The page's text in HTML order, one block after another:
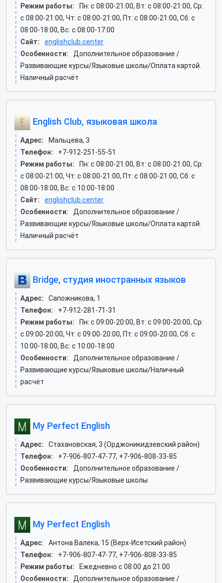
Режим работы:
Пн: c 08:00-21:00, Вт: c 08:00-21:00, Ср:
c 08:00-21:00, Чт: c 08:00-21:00, Пт: c 08:00-21:00, Сб: c
08:00-18:00, Вс: c 08:00-17:00
Сайт:
englishclub.center
Особенности:
Дополнительное образование /
Развивающие курсы/Языковые школы/Оплата картой.
Наличный расчёт
English Club, языковая школа
Адрес:
Мальцева, 3
Телефон:
+7-912-251-55-51
Режим работы:
Пн: c 08:00-21:00, Вт: c 08:00-21:00, Ср:
c 08:00-21:00, Чт: c 08:00-21:00, Пт: c 08:00-21:00, Сб: c
08:00-18:00, Вс: c 10:00-18:00
Сайт:
englishclub.center
Особенности:
Дополнительное образование /
Развивающие курсы/Языковые школы/Оплата картой.
Наличный расчёт
Bridge, студия иностранных языков
Адрес:
Сапожникова, 1
Телефон:
+7-912-281-71-31
Режим работы:
Пн: c 09:00-20:00, Вт: c 09:00-20:00, Ср:
c 09:00-20:00, Чт: c 09:00-20:00, Пт: c 09:00-20:00, Сб: c
10:00-18:00, Вс: c 10:00-18:00
Особенности:
Дополнительное образование /
Развивающие курсы/Языковые школы/Наличный
расчёт
My Perfect English
Адрес:
Стахановская, 3 (Орджоникидзевский район)
Телефон:
+7-906-807-47-77, +7-906-808-33-85
Особенности:
Дополнительное образование /
Развивающие курсы/Языковые школы
My Perfect English
Адрес:
Антона Валека, 15 (Верх-Исетский район)
Телефон:
+7-906-807-47-77, +7-906-808-33-85
Режим работы:
Ежедневно с 08:00 до 21:00
Особенности:
Дополнительное образование /